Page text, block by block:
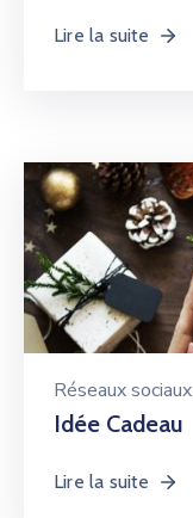
Lire la suite
Réseaux sociaux
Idée Cadeau
Lire la suite